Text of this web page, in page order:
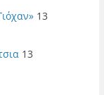
13
13